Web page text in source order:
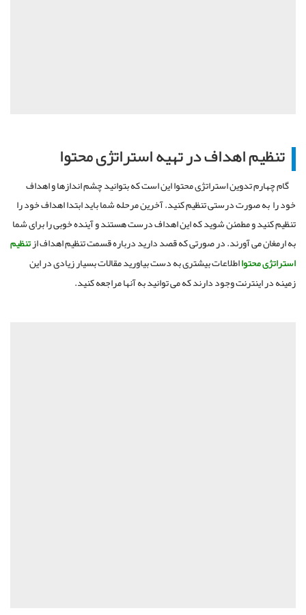
تنظیم اهداف در تهیه استراتژی محتوا
گام چهارم تدوین استراتژی محتوا این است که بتوانید چشم اندازها و اهداف
خود را به صورت درستی تنظیم کنید. آخرین مرحله شما باید ابتدا اهداف خود را
تنظیم کنید و مطمئن شوید که این اهداف درست هستند و آینده خوبی را برای شما
به ارمغان می آورند. در صورتی که قصد دارید درباره قسمت تنظیم اهداف ازتنظیم
استراتژی محتوااطلاعات بیشتری به دست بیاورید مقالات بسیار زیادی در این
زمینه در اینترنت وجود دارند که می توانید به آنها مراجعه کنید.